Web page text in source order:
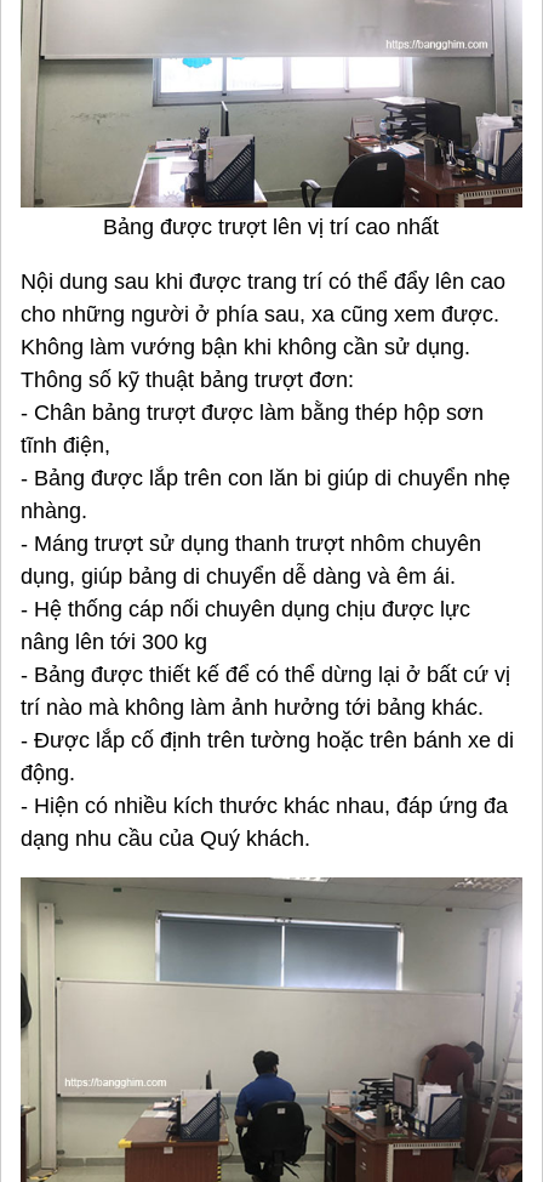
Bảng được trượt lên vị trí cao nhất
Nội dung sau khi được trang trí có thể đẩy lên cao
cho những người ở phía sau, xa cũng xem được.
Không làm vướng bận khi không cần sử dụng.
Thông số kỹ thuật bảng trượt đơn:
- Chân bảng trượt được làm bằng thép hộp sơn
tĩnh điện,
- Bảng được lắp trên con lăn bi giúp di chuyển nhẹ
nhàng.
- Máng trượt sử dụng thanh trượt nhôm chuyên
dụng, giúp bảng di chuyển dễ dàng và êm ái.
- Hệ thống cáp nối chuyên dụng chịu được lực
nâng lên tới 300 kg
- Bảng được thiết kế để có thể dừng lại ở bất cứ vị
trí nào mà không làm ảnh hưởng tới bảng khác.
- Được lắp cố định trên tường hoặc trên bánh xe di
động.
- Hiện có nhiều kích thước khác nhau, đáp ứng đa
dạng nhu cầu của Quý khách.